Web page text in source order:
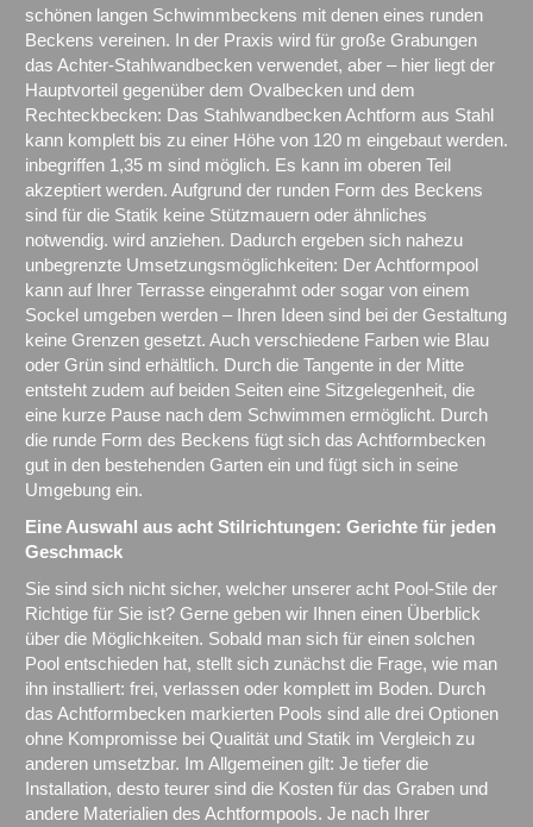
schönen langen Schwimmbeckens mit denen eines runden
Beckens vereinen. In der Praxis wird für große Grabungen
das Achter-Stahlwandbecken verwendet, aber – hier liegt der
Hauptvorteil gegenüber dem Ovalbecken und dem
Rechteckbecken: Das Stahlwandbecken Achtform aus Stahl
kann komplett bis zu einer Höhe von 120 m eingebaut werden.
inbegriffen 1,35 m sind möglich. Es kann im oberen Teil
akzeptiert werden. Aufgrund der runden Form des Beckens
sind für die Statik keine Stützmauern oder ähnliches
notwendig. wird anziehen. Dadurch ergeben sich nahezu
unbegrenzte Umsetzungsmöglichkeiten: Der Achtformpool
kann auf Ihrer Terrasse eingerahmt oder sogar von einem
Sockel umgeben werden – Ihren Ideen sind bei der Gestaltung
keine Grenzen gesetzt. Auch verschiedene Farben wie Blau
oder Grün sind erhältlich. Durch die Tangente in der Mitte
entsteht zudem auf beiden Seiten eine Sitzgelegenheit, die
eine kurze Pause nach dem Schwimmen ermöglicht. Durch
die runde Form des Beckens fügt sich das Achtformbecken
gut in den bestehenden Garten ein und fügt sich in seine
Umgebung ein.
Eine Auswahl aus acht Stilrichtungen: Gerichte für jeden
Geschmack
Sie sind sich nicht sicher, welcher unserer acht Pool-Stile der
Richtige für Sie ist? Gerne geben wir Ihnen einen Überblick
über die Möglichkeiten. Sobald man sich für einen solchen
Pool entschieden hat, stellt sich zunächst die Frage, wie man
ihn installiert: frei, verlassen oder komplett im Boden. Durch
das Achtformbecken markierten Pools sind alle drei Optionen
ohne Kompromisse bei Qualität und Statik im Vergleich zu
anderen umsetzbar. Im Allgemeinen gilt: Je tiefer die
Installation, desto teurer sind die Kosten für das Graben und
andere Materialien des Achtformpools. Je nach Ihrer